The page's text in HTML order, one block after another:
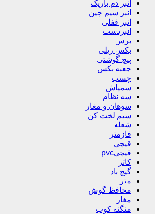
انبر دم باریک
انبر سیم چین
انبر قفلی
انبردست
برس
بکس ریلی
پیچ گوشتی
جعبه بکس
چسب
سمپاش
سه نظام
سوهان و مغار
سیم لخت کن
شعله
فازمتر
قیچی
قیچیpvc
کاتر
گیچ باد
متر
محافظ گوش
مغار
منگنه کوب